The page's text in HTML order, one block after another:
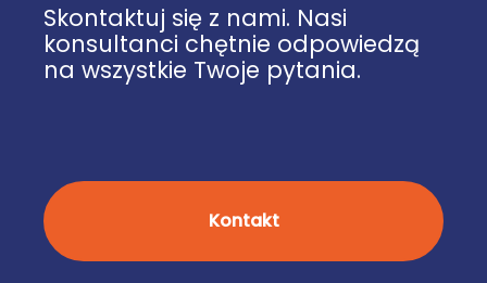
Skontaktuj się z nami. Nasi
konsultanci chętnie odpowiedzą
na wszystkie Twoje pytania.
Kontakt